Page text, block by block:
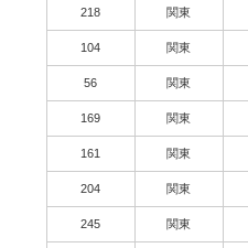
218 関東
104 関東
56 関東
169 関東
161 関東
204 関東
245 関東